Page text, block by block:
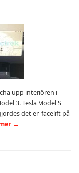
upp interiören i
3. Tesla Model S
det en facelift på
→